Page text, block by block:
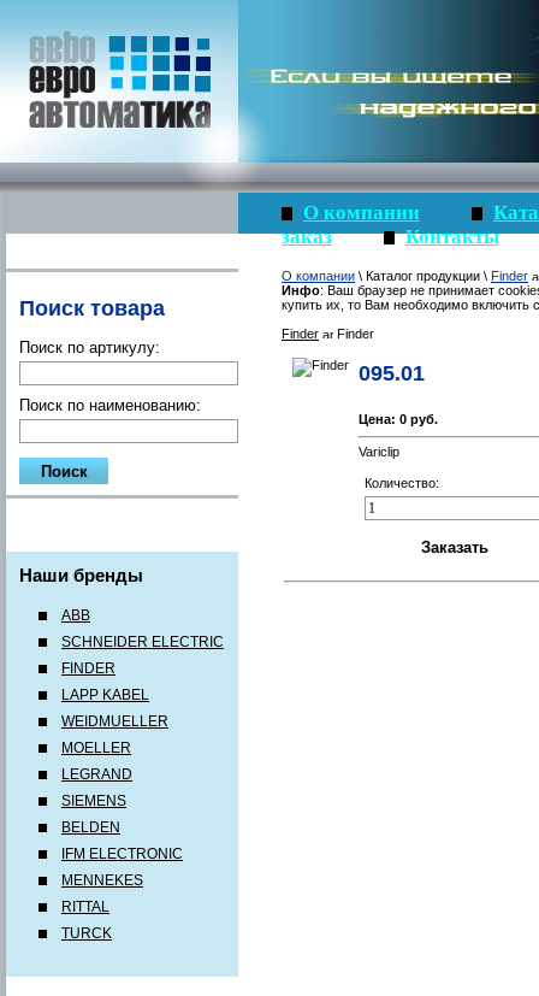
Поиск товара
Поиск по артикулу:
Поиск по наименованию:
Наши бренды
ABB
SCHNEIDER ELECTRIC
FINDER
LAPP KABEL
WEIDMUELLER
MOELLER
LEGRAND
SIEMENS
BELDEN
IFM ELECTRONIC
MENNEKES
RITTAL
TURCK
О компании
заказ
Контакты
О компании \ Каталог продукции \ Finder
Инфо: Ваш браузер не принимает
купить их, то Вам необходимо включить
Finder
Finder
095.01
Цена: 0 руб.
Variclip
Количество: